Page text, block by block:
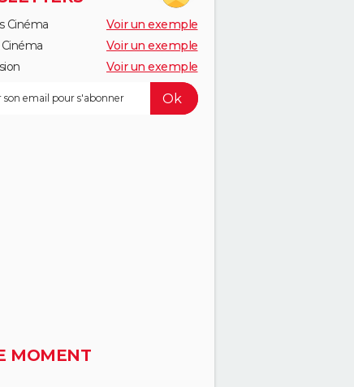
Cinéma
Voir un exemple
Voir un exemple
Voir un exemple
MOMENT